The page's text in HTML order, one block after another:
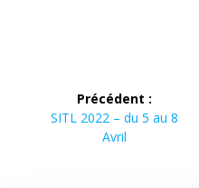
l’article
Précédent :
Article
précédent :
SITL 2022 – du 5 au 8
Avril